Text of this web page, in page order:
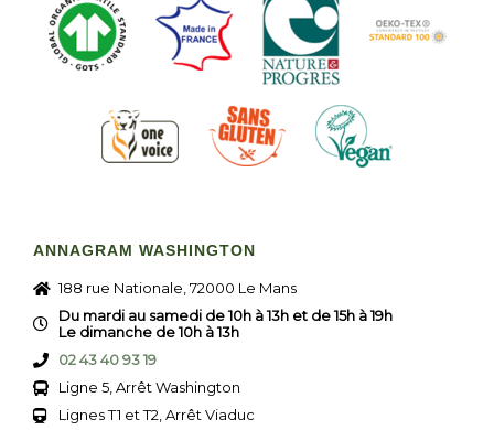
ANNAGRAM WASHINGTON
188 rue Nationale, 72000 Le Mans
Du mardi au samedi de 10h à 13h et de 15h à 19h
Le dimanche de 10h à 13h
02 43 40 93 19
Ligne 5, Arrêt Washington
Lignes T1 et T2, Arrêt Viaduc